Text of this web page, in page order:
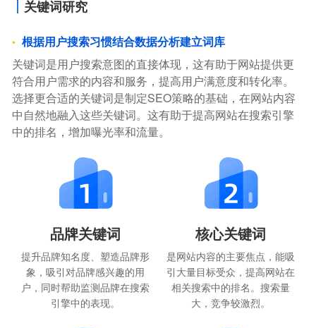
关键词研究
根据用户搜索习惯结合数据分析建立词库
关键词是用户搜索意图的直接体现，这有助于网站提供更
符合用户需求的内容和服务，提高用户满意度和转化率。
选择更合适的关键词是制定SEO策略的基础，在网站内容
中自然地融入这些关键词。这有助于提高网站在搜索引擎
中的排名，增加曝光率和流量。
品牌关键词
提升品牌知名度、塑造品牌形
象，吸引对品牌感兴趣的用
户，同时帮助监测品牌在搜索
引擎中的表现。
核心关键词
是网站内容的主要焦点，能吸
引大量目标受众，提高网站在
相关搜索中的排名。搜索量
大，竞争较激烈。